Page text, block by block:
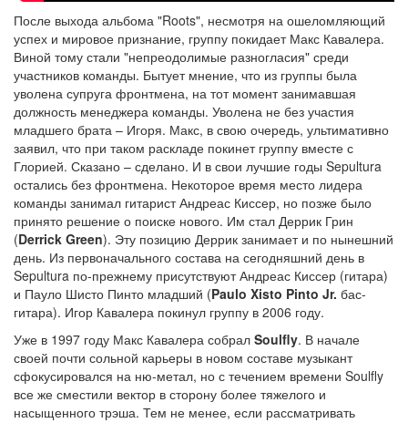
После выхода альбома "Roots", несмотря на ошеломляющий
успех и мировое признание, группу покидает Макс Кавалера.
Виной тому стали "непреодолимые разногласия" среди
участников команды. Бытует мнение, что из группы была
уволена супруга фронтмена, на тот момент занимавшая
должность менеджера команды. Уволена не без участия
младшего брата – Игоря. Макс, в свою очередь, ультимативно
заявил, что при таком раскладе покинет группу вместе с
Глорией. Сказано – сделано. И в свои лучшие годы Sepultura
остались без фронтмена. Некоторое время место лидера
команды занимал гитарист Андреас Киссер, но позже было
принято решение о поиске нового. Им стал Деррик Грин
(Derrick Green). Эту позицию Деррик занимает и по нынешний
день. Из первоначального состава на сегодняшний день в
Sepultura по-прежнему присутствуют Андреас Киссер (гитара)
и Пауло Шисто Пинто младший (Paulo Xisto Pinto Jr. бас-
гитара). Игор Кавалера покинул группу в 2006 году.
Уже в 1997 году Макс Кавалера собрал Soulfly. В начале
своей почти сольной карьеры в новом составе музыкант
сфокусировался на ню-метал, но с течением времени Soulfly
все же сместили вектор в сторону более тяжелого и
насыщенного трэша. Тем не менее, если рассматривать